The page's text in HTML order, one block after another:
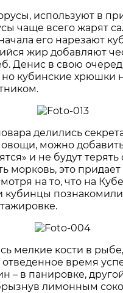
используют в
чаще всего жарят
его нарезают
жир добавляют
Денис в свою
кубинские хрюшки
делились
можно
и не будут
морковь, это
на то, что на
кубинцы
мелкие кости в
время
– в панировке,
лимонным